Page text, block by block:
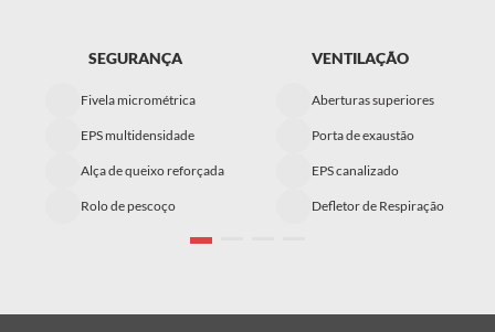
SEGURANÇA
Fivela micrométrica
EPS multidensidade
Alça de queixo reforçada
Rolo de pescoço
VENTILAÇÃO
Aberturas superiores
Porta de exaustão
EPS canalizado
Defletor de Respiração